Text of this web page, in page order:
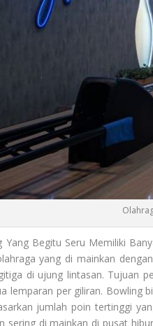
Yang Begitu Seru Memiliki
yang di mainkan
di ujung lintasan. Tujuan
lemparan per giliran. Bowling
jumlah poin tertinggi
sering di mainkan di pusat